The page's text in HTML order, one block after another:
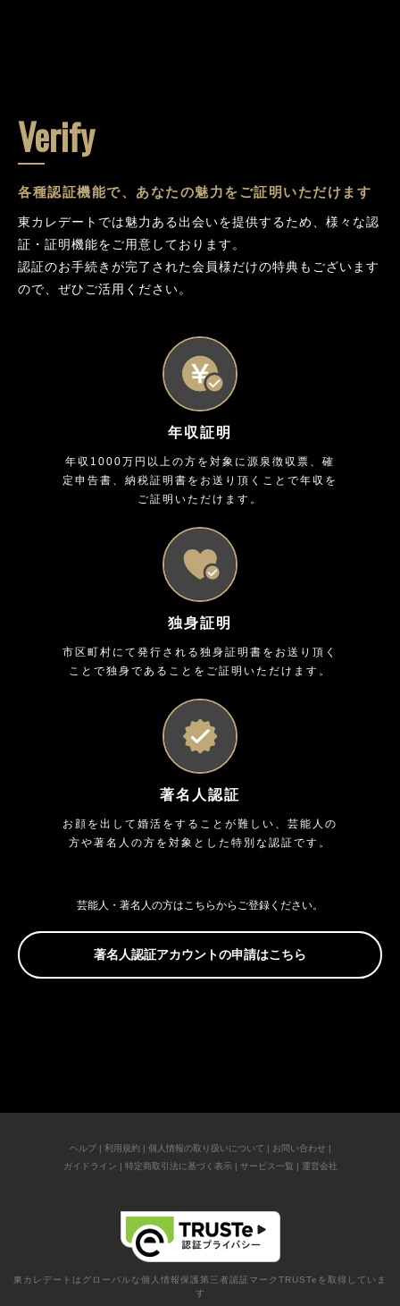
Verify
各種認証機能で、あなたの魅力をご証明いただけます
東カレデートでは魅力ある出会いを提供するため、様々な認
証・証明機能をご用意しております。
認証のお手続きが完了された会員様だけの特典もございます
ので、ぜひご活用ください。
年収証明
年収1000万円以上の方を対象に源泉徴収票、確
定申告書、納税証明書をお送り頂くことで年収を
ご証明いただけます。
独身証明
市区町村にて発行される独身証明書をお送り頂く
ことで独身であることをご証明いただけます。
著名人認証
お顔を出して婚活をすることが難しい、芸能人の
方や著名人の方を対象とした特別な認証です。
芸能人・著名人の方はこちらからご登録ください。
著名人認証アカウントの申請はこちら
ヘルプ| 利用規約 | 個人情報の取り扱いについて | お問い合わせ|
ガイドライン | 特定商取引法に基づく表示| サービス一覧 | 運営会社
東カレデートはグローバルな個人情報保護第三者認証マークTRUSTeを取得していま
す